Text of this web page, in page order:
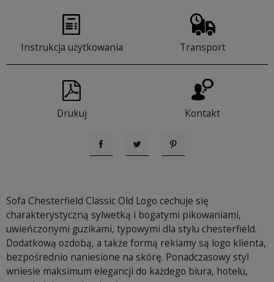
Instrukcja użytkowania Transport
Drukuj Kontakt
UdostępnijTweetujPinterest
Sofa Chesterfield Classic Old Logo cechuje się
charakterystyczną sylwetką i bogatymi pikowaniami,
uwieńczonymi guzikami, typowymi dla stylu chesterfield.
Dodatkową ozdobą, a także formą reklamy są logo klienta,
bezpośrednio naniesione na skórę. Ponadczasowy styl
wniesie maksimum elegancji do każdego biura, hotelu,